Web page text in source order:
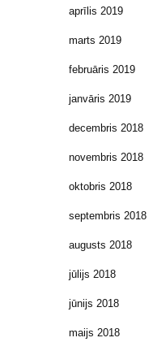
aprīlis 2019
marts 2019
februāris 2019
janvāris 2019
decembris 2018
novembris 2018
oktobris 2018
septembris 2018
augusts 2018
jūlijs 2018
jūnijs 2018
maijs 2018